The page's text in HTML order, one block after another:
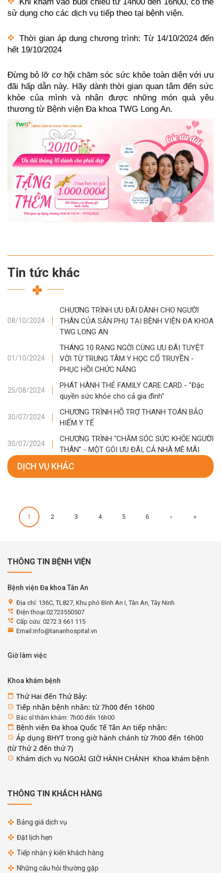
sử dụng cho các dịch vụ tiếp theo tại bệnh viện.
Thời gian áp dụng chương trình: Từ 14/10/2024 đến
hết 19/10/2024
Đừng bỏ lỡ cơ hội chăm sóc sức khỏe toàn diện với ưu
đãi hấp dẫn này. Hãy dành thời gian quan tâm đến sức
khỏe của mình và nhận được những món quà yêu
thương từ Bệnh viện Đa khoa TWG Long An.
Tin tức khác
08/10/2024
CHƯƠNG TRÌNH ƯU ĐÃI DÀNH CHO NGƯỜI
THÂN CỦA SẢN PHỤ TẠI BỆNH VIỆN ĐA KHOA
TWG LONG AN
01/10/2024
THÁNG 10 RẠNG NGỜI CÙNG ƯU ĐÃI TUYỆT
VỜI TỪ TRUNG TÂM Y HỌC CỔ TRUYỀN -
PHỤC HỒI CHỨC NĂNG
25/08/2024
PHÁT HÀNH THẺ FAMILY CARE CARD - "Đặc
quyền sức khỏe cho cả gia đình"
30/07/2024
CHƯƠNG TRÌNH HỖ TRỢ THANH TOÁN BẢO
HIỂM Y TẾ
30/07/2024
CHƯƠNG TRÌNH “CHĂM SÓC SỨC KHỎE NGƯỜI
THÂN” - MỘT GÓI ƯU ĐÃI, CẢ NHÀ MÊ MÃI
DỊCH VỤ KHÁC
1 2 3 4 5 6 › »
THÔNG TIN BỆNH VIỆN
Bệnh viện Đa khoa Tân An
location_on Địa chỉ: 136C, TL827, Khu phó Bình An I, Tân An, Tây Ninh
perm_phone_msg Điện thoại:02723550507
perm_phone_msg Cấp cứu: 0272 3 661 115
email Email:info@tananhospital.vn
Giờ làm việc
Khoa khám bệnh
calendar_today Thứ Hai đến Thứ Bảy:
access_time Tiếp nhận bệnh nhân: từ 7h00 đến 16h00
access_time Bác sĩ thăm khám: 7h00 đến 16h00
calendar_today Bệnh viện Đa khoa Quốc Tế Tân An tiếp nhận:
access_time Áp dụng BHYT trong giờ hành chánh từ 7h00 đến 16h00
(từ Thứ 2 đến thứ 7)
access_time Khám dịch vụ NGOÀI GIỜ HÀNH CHÁNH Khoa khám bệnh
THÔNG TIN KHÁCH HÀNG
Bảng giá dịch vụ
Đặt lịch hẹn
Tiếp nhận ý kiến khách hàng
Những câu hỏi thường gặp